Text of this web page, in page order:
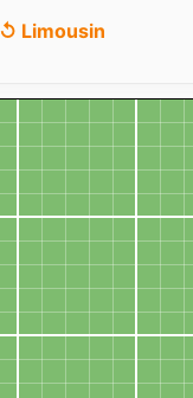
↺ Limousin